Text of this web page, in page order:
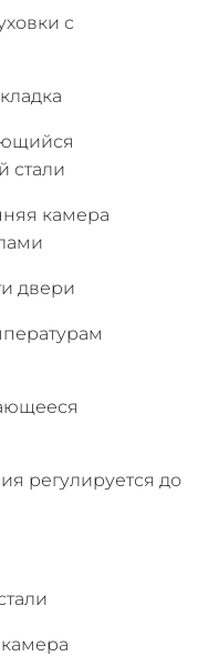
с
стали
камера
двери
регулируется до